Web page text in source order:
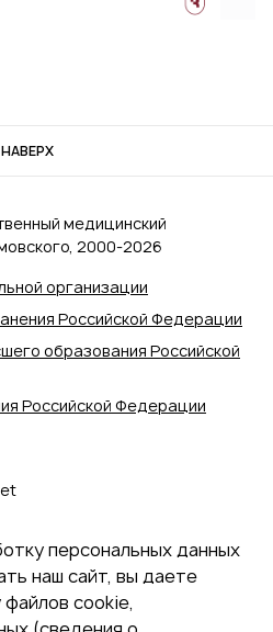
НАВЕРХ
организации
Российской Федерации
образования Российской
Российской Федерации
медицинский
2000‑2026
персональных данных
наш сайт, вы даете
файлов cookie,